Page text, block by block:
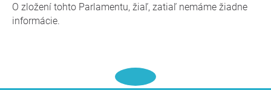
O zložení tohto Parlamentu, žiaľ, zatiaľ nemáme žiadne
informácie.